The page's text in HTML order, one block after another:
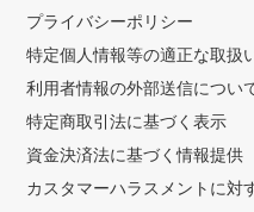
プライバシーポリシー
特定個人情報等の適正な取扱
利用者情報の外部送信につい
特定商取引法に基づく表示
資金決済法に基づく情報提供
カスタマーハラスメントに対